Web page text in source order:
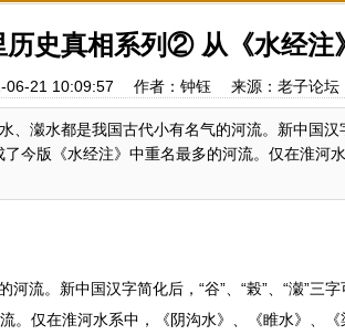
历史真相系列② 从《水经注
06-21 10:09:57 作者：钟钰 来源：老子论
、瀔水都是我国古代小有名气的河流。新中国汉
今版《水经注》中重名最多的河流。仅在淮河
流。新中国汉字简化后，“谷”、“榖”、“瀔”三
。仅在淮河水系中，《阴沟水》、《睢水》、